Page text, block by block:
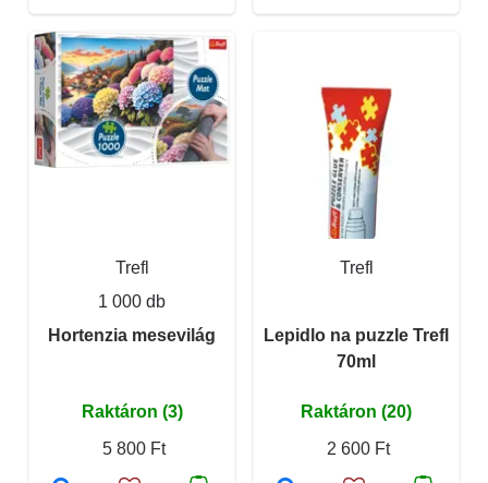
Trefl
1 000 db
Hortenzia mesevilág
Raktáron (3)
5 800 Ft
Trefl
Lepidlo na puzzle Trefl
70ml
Raktáron (20)
2 600 Ft